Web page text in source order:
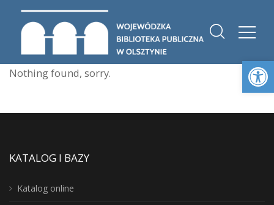
Nothing found, sorry.
KATALOG I BAZY
Katalog online